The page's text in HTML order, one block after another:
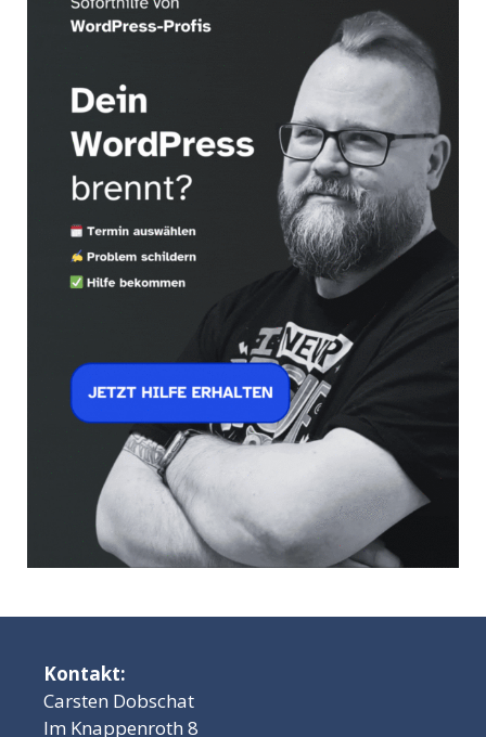
Kontakt:
Carsten Dobschat
Im Knappenroth 8